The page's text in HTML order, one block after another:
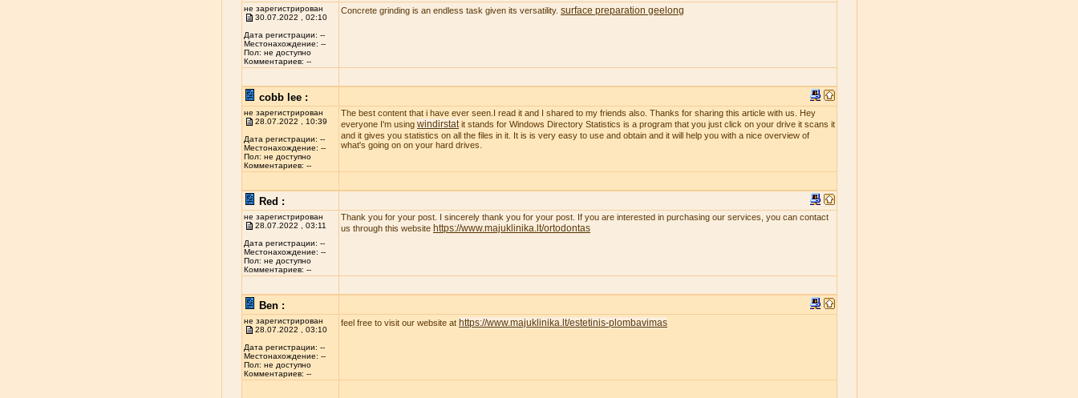
не зарегистрирован
30.07.2022 , 02:10
Дата регистрации: --
Местонахождение: --
Пол: не доступно
Комментариев: --
Concrete grinding is an endless task given its versatility. surface preparation geelong
cobb lee :
не зарегистрирован
28.07.2022 , 10:39
Дата регистрации: --
Местонахождение: --
Пол: не доступно
Комментариев: --
The best content that i have ever seen.I read it and I shared to my friends also. Thanks for sharing this article with us. Hey
everyone I'm using windirstat it stands for Windows Directory Statistics is a program that you just click on your drive it scans it
and it gives you statistics on all the files in it. It is is very easy to use and obtain and it will help you with a nice overview of
what's going on on your hard drives.
Red :
не зарегистрирован
28.07.2022 , 03:11
Дата регистрации: --
Местонахождение: --
Пол: не доступно
Комментариев: --
Thank you for your post. I sincerely thank you for your post. If you are interested in purchasing our services, you can contact
us through this website https://www.majuklinika.lt/ortodontas
Ben :
не зарегистрирован
28.07.2022 , 03:10
Дата регистрации: --
Местонахождение: --
Пол: не доступно
Комментариев: --
feel free to visit our website at https://www.majuklinika.lt/estetinis-plombavimas